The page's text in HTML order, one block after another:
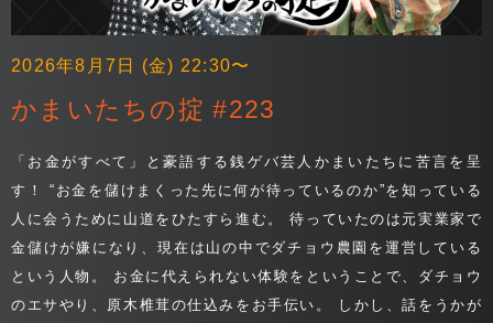
2026年8月7日 (金) 22:30〜
かまいたちの掟 #223
「お金がすべて」と豪語する銭ゲバ芸人かまいたちに苦言を呈
す！ “お金を儲けまくった先に何が待っているのか”を知っている
人に会うために山道をひたすら進む。 待っていたのは元実業家で
金儲けが嫌になり、現在は山の中でダチョウ農園を運営している
という人物。 お金に代えられない体験をということで、ダチョウ
のエサやり、原木椎茸の仕込みをお手伝い。 しかし、話をうかが